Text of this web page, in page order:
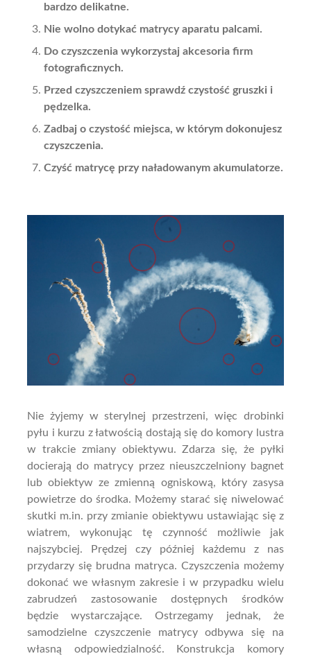
bardzo delikatne.
Nie wolno dotykać matrycy aparatu palcami.
Do czyszczenia wykorzystaj akcesoria firm
fotograficznych.
Przed czyszczeniem sprawdź czystość gruszki i
pędzelka.
Zadbaj o czystość miejsca, w którym dokonujesz
czyszczenia.
Czyść matrycę przy naładowanym akumulatorze.
Nie żyjemy w sterylnej przestrzeni, więc drobinki
pyłu i kurzu z łatwością dostają się do komory lustra
w trakcie zmiany obiektywu. Zdarza się, że pyłki
docierają do matrycy przez nieuszczelniony bagnet
lub obiektyw ze zmienną ogniskową, który zasysa
powietrze do środka. Możemy starać się niwelować
skutki m.in. przy zmianie obiektywu ustawiając się z
wiatrem, wykonując tę czynność możliwie jak
najszybciej. Prędzej czy później każdemu z nas
przydarzy się brudna matryca. Czyszczenia możemy
dokonać we własnym zakresie i w przypadku wielu
zabrudzeń zastosowanie dostępnych środków
będzie wystarczające. Ostrzegamy jednak, że
samodzielne czyszczenie matrycy odbywa się na
własną odpowiedzialność. Konstrukcja komory